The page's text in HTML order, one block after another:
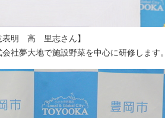
表明 高 里志さん】
社夢大地で施設野菜を中心に研修します。